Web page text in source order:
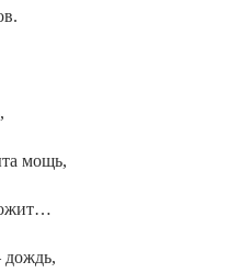
мощь,
дождь,